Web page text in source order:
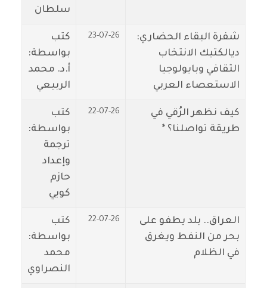
سلطان
شفرة البقاء الحضاري:
ديالكتيك الانتخاب
الثقافي وبايولوجيا
الاستعصاء العربي
23-07-26
كتب
بواسطة:
أ.د. محمد
الربيعي
كيف نظهر الرُقي في
طريقة تواصلنا؟ *
22-07-26
كتب
بواسطة:
ترجمة
وإعداد
حازم
كويي
‏العراق.. بلد يطفو على
بحر من النفط ويغرق
في الظلام
22-07-26
كتب
بواسطة:
محمد
النصراوي